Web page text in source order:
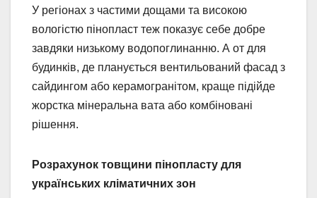
У регіонах з частими дощами та високою
вологістю пінопласт теж показує себе добре
завдяки низькому водопоглинанню. А от для
будинків, де планується вентильований фасад з
сайдингом або керамогранітом, краще підійде
жорстка мінеральна вата або комбіновані
рішення.
Розрахунок товщини пінопласту для
українських кліматичних зон